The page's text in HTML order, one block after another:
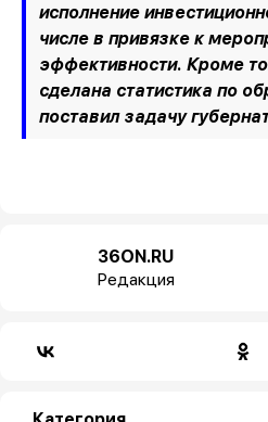
исполнение
числе в привязке к
эффективности. Кроме
сделана статистика по
поставил задачу
36ON.RU
Редакция